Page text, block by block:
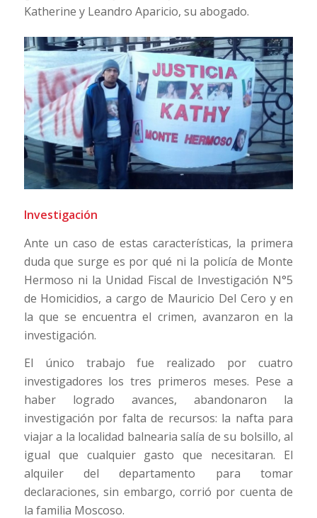
Katherine y Leandro Aparicio, su abogado.
Investigación
Ante un caso de estas características, la primera
duda que surge es por qué ni la policía de Monte
Hermoso ni la Unidad Fiscal de Investigación N°5
de Homicidios, a cargo de Mauricio Del Cero y en
la que se encuentra el crimen, avanzaron en la
investigación.
El único trabajo fue realizado por cuatro
investigadores los tres primeros meses. Pese a
haber logrado avances, abandonaron la
investigación por falta de recursos: la nafta para
viajar a la localidad balnearia salía de su bolsillo, al
igual que cualquier gasto que necesitaran. El
alquiler del departamento para tomar
declaraciones, sin embargo, corrió por cuenta de
la familia Moscoso.